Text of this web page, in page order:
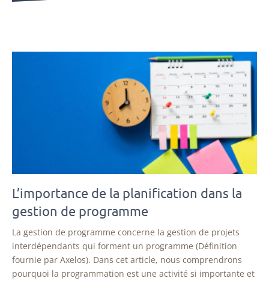
L’importance de la planification dans la
gestion de programme
La gestion de programme concerne la gestion de projets
interdépendants qui forment un programme (Définition
fournie par Axelos). Dans cet article, nous comprendrons
pourquoi la programmation est une activité si importante et